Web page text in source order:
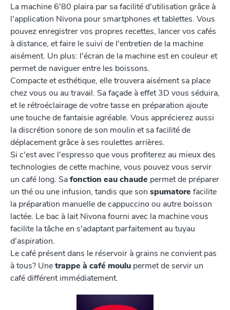
La machine 6'80 plaira par sa facilité d'utilisation grâce à
l'application Nivona pour smartphones et tablettes. Vous
pouvez enregistrer vos propres recettes, lancer vos cafés
à distance, et faire le suivi de l'entretien de la machine
aisément. Un plus: l'écran de la machine est en couleur et
permet de naviguer entre les boissons.
Compacte et esthétique, elle trouvera aisément sa place
chez vous ou au travail. Sa façade à effet 3D vous séduira,
et le rétroéclairage de votre tasse en préparation ajoute
une touche de fantaisie agréable. Vous apprécierez aussi
la discrétion sonore de son moulin et sa facilité de
déplacement grâce à ses roulettes arrières.
Si c'est avec l'espresso que vous profiterez au mieux des
technologies de cette machine, vous pouvez vous servir
un café long. Safonction eau chaude permet de préparer
un thé ou une infusion, tandis que son spumatore facilite
la préparation manuelle de cappuccino ou autre boisson
lactée. Le bac à lait Nivona fourni avec la machine vous
facilite la tâche en s'adaptant parfaitement au tuyau
d'aspiration.
Le café présent dans le réservoir à grains ne convient pas
à tous? Unetrappe à café moulu permet de servir un
café différent immédiatement.